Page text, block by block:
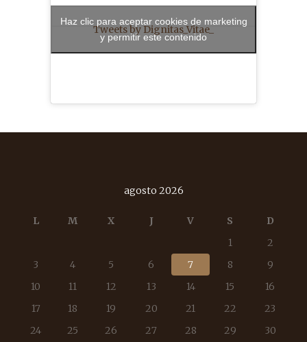
Tweets by Dignitas_Vitae_
Haz clic para aceptar cookies de marketing
y permitir este contenido
agosto 2026
L M X J V S
D
1
2
3
4 5 6 7 8
9
10
11 12 13 14 15
16
17
18 19 20 21 22
23
24
25 26 27 28 29
30